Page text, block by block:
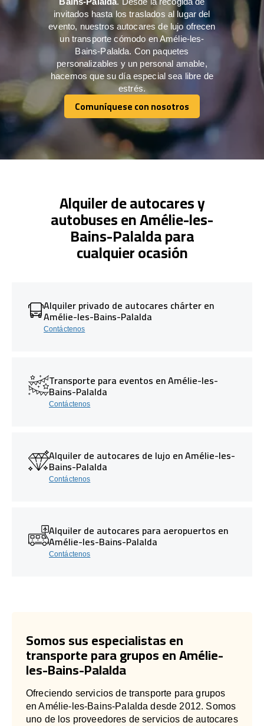
invitados hasta los traslados al lugar del
evento, nuestros autocares de lujo ofrecen
un transporte cómodo en Amélie-les-
Bains-Palalda. Con paquetes
personalizables y un personal amable,
hacemos que su día especial sea libre de
estrés.
Comuníquese con nosotros
Comuníquese con nosotros
Alquiler de autocares y
autobuses en Amélie-les-
Bains-Palalda para
cualquier ocasión
Alquiler privado de autocares chárter en
Amélie-les-Bains-Palalda
Contáctenos
Transporte para eventos en Amélie-les-
Bains-Palalda
Contáctenos
Alquiler de autocares de lujo en Amélie-les-
Bains-Palalda
Contáctenos
Alquiler de autocares para aeropuertos en
Amélie-les-Bains-Palalda
Contáctenos
Somos sus especialistas en
transporte para grupos en Amélie-
les-Bains-Palalda
Ofreciendo servicios de transporte para grupos
en Amélie-les-Bains-Palalda desde 2012. Somos
uno de los proveedores de servicios de autocares